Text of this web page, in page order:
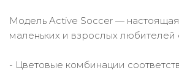
Модель Active Soccer — настоящая
маленьких и взрослых любителей
- Цветовые комбинации